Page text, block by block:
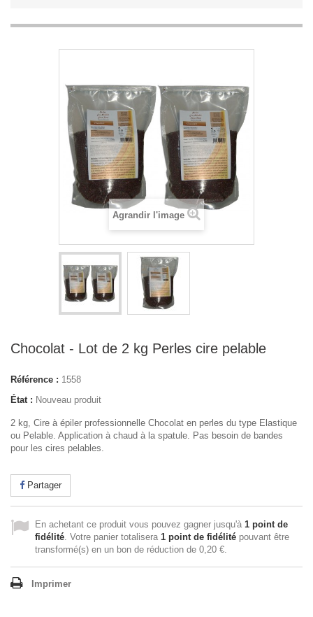
Agrandir l'image
Chocolat - Lot de 2 kg Perles cire pelable
Référence : 1558
État : Nouveau produit
2 kg, Cire à épiler professionnelle Chocolat en perles du type Elastique
ou Pelable. Application à chaud à la spatule. Pas besoin de bandes
pour les cires pelables.
Partager
En achetant ce produit vous pouvez gagner jusqu'à 1 point de
fidélité. Votre panier totalisera 1 point de fidélité pouvant être
transformé(s) en un bon de réduction de 0,20 €.
Imprimer